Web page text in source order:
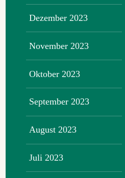
Dezember 2023
November 2023
Oktober 2023
September 2023
August 2023
Juli 2023